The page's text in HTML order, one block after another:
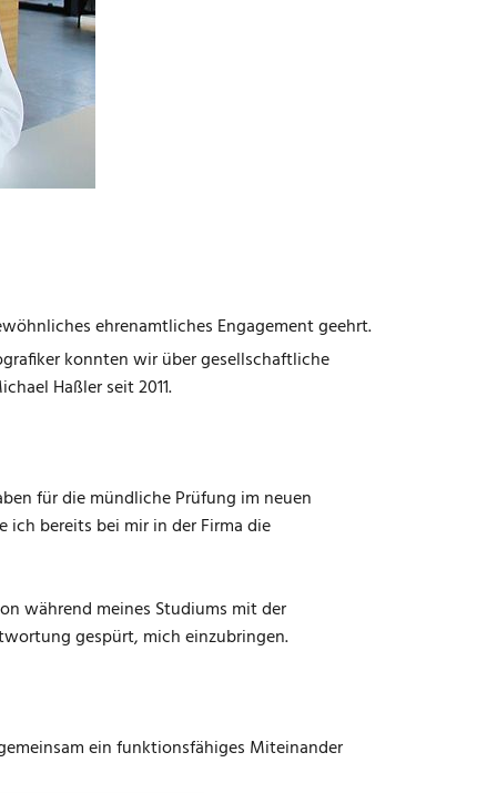
ehrenamtliches Engagement geehrt.
konnten wir über gesellschaftliche
Haßler seit 2011.
für die mündliche Prüfung im neuen
bereits bei mir in der Firma die
während meines Studiums mit der
gespürt, mich einzubringen.
ein funktionsfähiges Miteinander